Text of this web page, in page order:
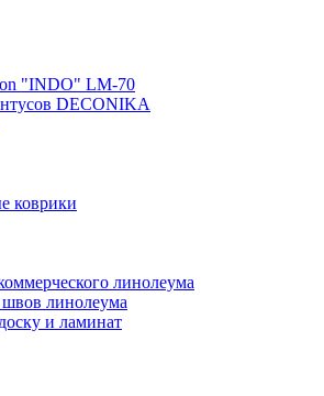
"INDO" LM-70
DECONIKA
коврики
линолеума
линолеума
и ламинат